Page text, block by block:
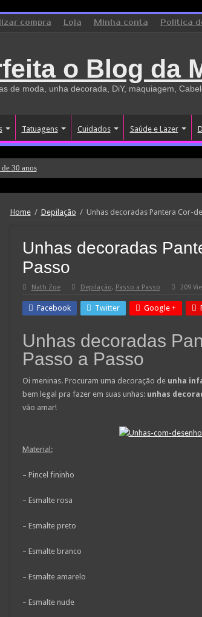
compra Loja Minha conta Politica
o Blog da
de moda, unha decorada, DiY, maquiagem,
Tatuagens Cuidados Saúde e Lazer
30 anos
Home / Depilação / Unhas decoradas Pantera Cor-
Unhas decoradas
Passo
Nath Zoe Depilação, Passo a Passo 209
Facebook Twitter Google +
Unhas decoradas
Passo a Passo
Oi meninas. Procuram uma decoração de unha
bem legal pra fazer em suas unhas: unhas
vão amar!
Material:
– Pincel fininho
– Esmalte rosa
– Esmalte preto
– Esmalte branco
– Esmalte amarelo
– Esmalte nude